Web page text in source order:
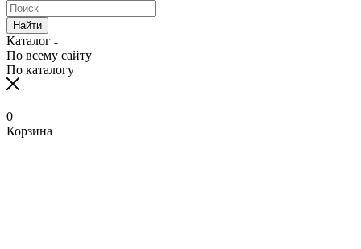
Найти
Каталог
По всему сайту
По каталогу
0
Корзина